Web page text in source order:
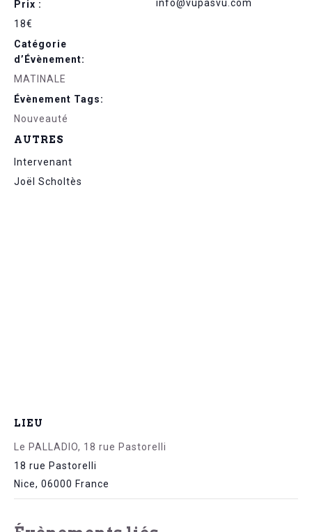
Prix :
18€
Catégorie
d’Évènement:
MATINALE
Évènement Tags:
Nouveauté
info@vupasvu.com
AUTRES
Intervenant
Joël Scholtès
LIEU
Le PALLADIO, 18 rue Pastorelli
18 rue Pastorelli
Nice, 06000 France